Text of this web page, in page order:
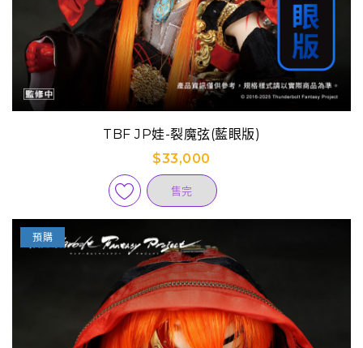
TBF JP娃-裂魔弦(藍眼版)
$33,000
售完
預購